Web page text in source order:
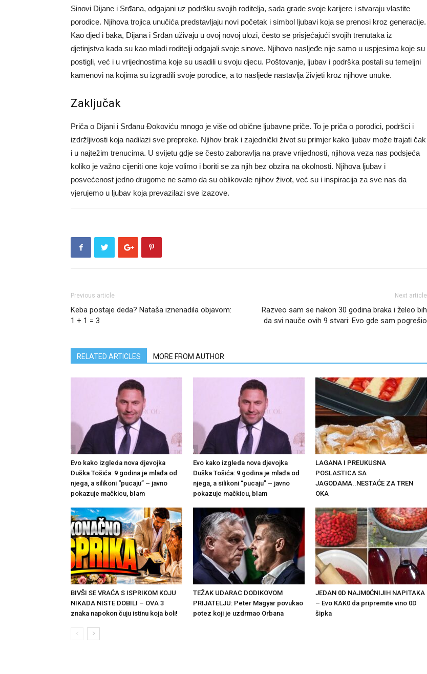
Sinovi Dijane i Srđana, odgajani uz podršku svojih roditelja, sada grade svoje karijere i stvaraju vlastite
porodice. Njihova trojica unučića predstavljaju novi početak i simbol ljubavi koja se prenosi kroz generacije.
Kao djed i baka, Dijana i Srđan uživaju u ovoj novoj ulozi, često se prisjećajući svojih trenutaka iz
djetinjstva kada su kao mladi roditelji odgajali svoje sinove. Njihovo nasljeđe nije samo u uspjesima koje su
postigli, već i u vrijednostima koje su usadili u svoju djecu. Poštovanje, ljubav i podrška postali su temeljni
kamenovi na kojima su izgradili svoje porodice, a to nasljeđe nastavlja živjeti kroz njihove unuke.
Zaključak
Priča o Dijani i Srđanu Đokoviću mnogo je više od obične ljubavne priče. To je priča o porodici, podršci i
izdržljivosti koja nadilazi sve prepreke. Njihov brak i zajednički život su primjer kako ljubav može trajati čak
i u najtežim trenucima. U svijetu gdje se često zaboravlja na prave vrijednosti, njihova veza nas podsjeća
koliko je važno cijeniti one koje volimo i boriti se za njih bez obzira na okolnosti. Njihova ljubav i
posvećenost jedno drugome ne samo da su oblikovale njihov život, već su i inspiracija za sve nas da
vjerujemo u ljubav koja prevazilazi sve izazove.
Previous article
Keba postaje deda? Nataša iznenadila objavom:
1 + 1 = 3
Next article
Razveo sam se nakon 30 godina braka i želeo bih
da svi nauče ovih 9 stvari: Evo gde sam pogrešio
RELATED ARTICLES MORE FROM AUTHOR
Evo kako izgleda nova djevojka
Duška Tošića: 9 godina je mlađa od
njega, a silikoni “pucaju” – javno
pokazuje mačkicu, bIam
Evo kako izgleda nova djevojka
Duška Tošića: 9 godina je mlađa od
njega, a silikoni “pucaju” – javno
pokazuje mačkicu, bIam
LAGANA I PREUKUSNA
POSLASTICA SA
JAGODAMA..NESTAĆE ZA TREN
OKA
BIVŠI SE VRAĆA S ISPRIKOM KOJU
NIKADA NISTE DOBILI – OVA 3
znaka napokon čuju istinu koja boli!
TEŽAK UDARAC DODIKOVOM
PRIJATELJU: Peter Magyar povukao
potez koji je uzdrmao Orbana
JEDAN 0D NAJM0ĆNIJIH NAPITAKA
– Evo KAK0 da pripremite vino 0D
šipka